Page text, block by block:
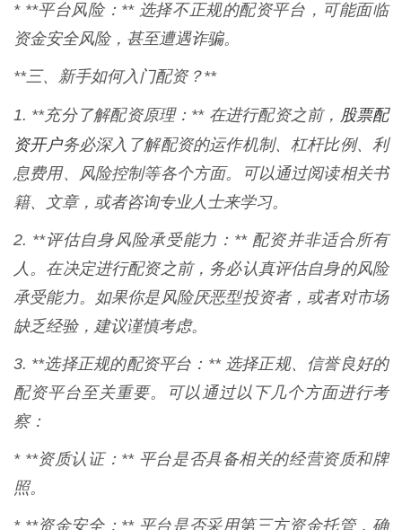
* **平台风险：** 选择不正规的配资平台，可能面临
资金安全风险，甚至遭遇诈骗。
**三、新手如何入门配资？**
1. **充分了解配资原理：** 在进行配资之前， 股票配
资开户务必深入了解配资的运作机制、杠杆比例、利
息费用、风险控制等各个方面。可以通过阅读相关书
籍、文章，或者咨询专业人士来学习。
2. **评估自身风险承受能力：** 配资并非适合所有
人。在决定进行配资之前，务必认真评估自身的风险
承受能力。如果你是风险厌恶型投资者，或者对市场
缺乏经验，建议谨慎考虑。
3. **选择正规的配资平台：** 选择正规、信誉良好的
配资平台至关重要。可以通过以下几个方面进行考
察：
* **资质认证：** 平台是否具备相关的经营资质和牌
照。
* **资金安全：** 平台是否采用第三方资金托管，确